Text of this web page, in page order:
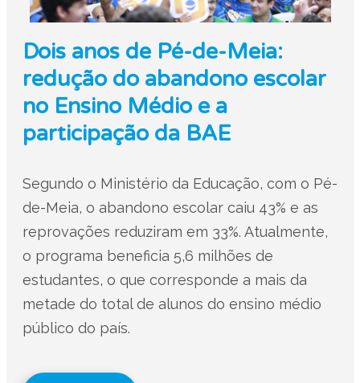
Dois anos de Pé-de-Meia:
redução do abandono escolar
no Ensino Médio e a
participação da BAE
Segundo o Ministério da Educação, com o Pé-
de-Meia, o abandono escolar caiu 43% e as
reprovações reduziram em 33%. Atualmente,
o programa beneficia 5,6 milhões de
estudantes, o que corresponde a mais da
metade do total de alunos do ensino médio
público do país.